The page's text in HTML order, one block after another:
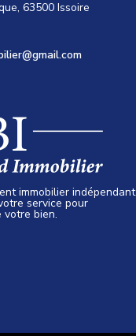
63500 Issoire
immobilier indépendant
service pour
bien.